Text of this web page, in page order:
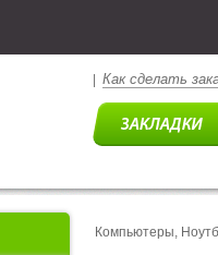
Как сделать
Компьютеры,